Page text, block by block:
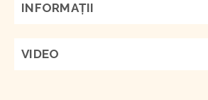
INFORMAŢII
VIDEO